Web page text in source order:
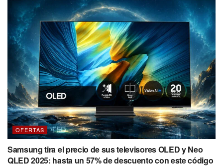
OFERTAS
Samsung tira el precio de sus televisores OLED y Neo
QLED 2025: hasta un 57% de descuento con este código